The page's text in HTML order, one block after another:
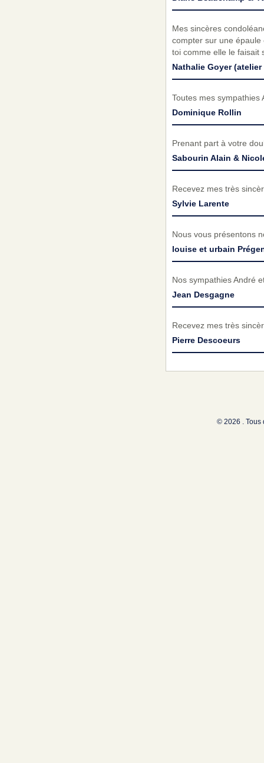
Mes sincères
compter sur une
toi comme elle le faisait
Nathalie Goyer
Toutes mes sympathies
Dominique Rollin
Prenant part à votre
Sabourin Alain &
Recevez mes très
Sylvie Larente
Nous vous présentons
louise et urbain
Nos sympathies André
Jean Desgagne
Recevez mes très
Pierre Descoeurs
© 2026 . Tous